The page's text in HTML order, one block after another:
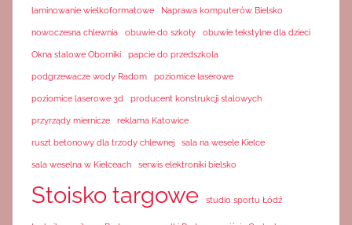
laminowanie wielkoformatowe Naprawa komputerów Bielsko
nowoczesna chlewnia obuwie do szkoły obuwie tekstylne dla dzieci
Okna stalowe Oborniki papcie do przedszkola
podgrzewacze wody Radom poziomice laserowe
poziomice laserowe 3d producent konstrukcji stalowych
przyrządy miernicze reklama Katowice
ruszt betonowy dla trzody chlewnej sala na wesele Kielce
sala weselna w Kielceach serwis elektroniki bielsko
Stoisko targowe studio sportu Łódź